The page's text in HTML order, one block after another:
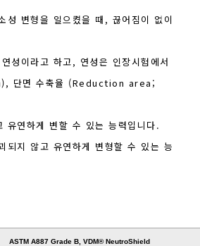
성 변형을 일으켰을 때, 끊어짐이 없이
성이라고 하고, 연성은 인장시험에서
단면 수축율 (Reduction area;
유연하게 변할 수 있는 능력입니다.
되지 않고 유연하게 변형할 수 있는 능
ASTM A887 Grade B, VDM® NeutroShield